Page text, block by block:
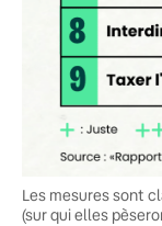
Les mesures sont
(sur qui elles